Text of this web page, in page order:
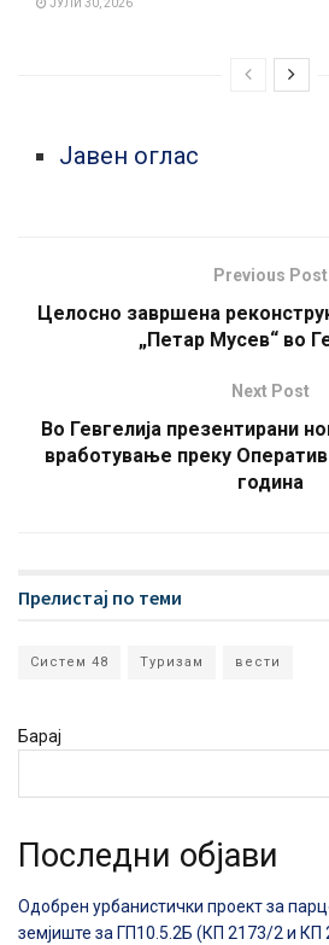
ЈУЛИ 30, 2026
Јавен оглас
Previous Post
Целосно завршена
„Петар Мусев“ во
Next Post
Во Гевгелија презентирани
вработување преку
година
Прелистај по теми
Систем 48 Туризам вести
Барај
Последни објави
Одобрен урбанистички проект за
земјиште за ГП10.5.2Б (КП 2173/2 и КП